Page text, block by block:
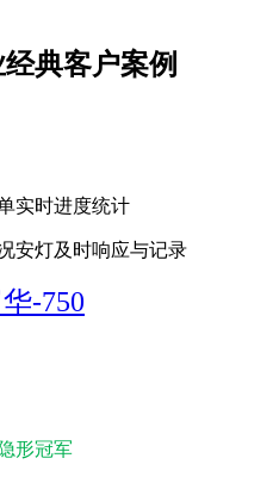
典客户案例
实时进度统计
安灯及时响应与记录
形冠军